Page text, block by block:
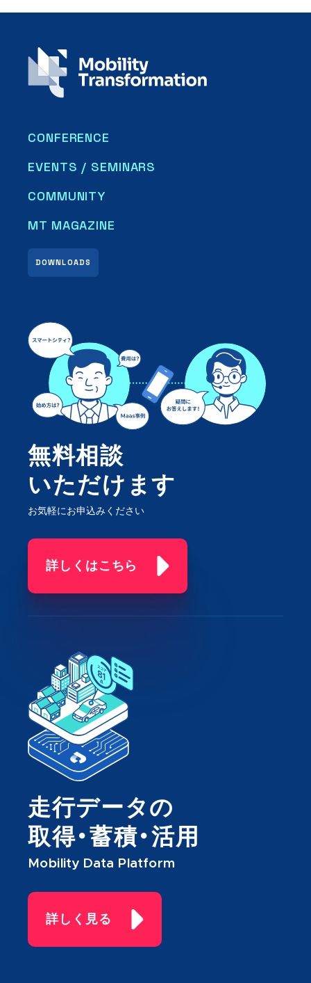
CONFERENCE
EVENTS / SEMINARS
COMMUNITY
DOWNLOADS
MT MAGAZINE
無料相談
いただけます
お気軽にお申込みください
詳しくはこちら
走行データの
取得・蓄積・活用
Mobility Data Platform
詳しく見る